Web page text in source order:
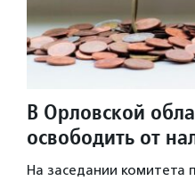
В Орловской
освободить от
На заседании комитета